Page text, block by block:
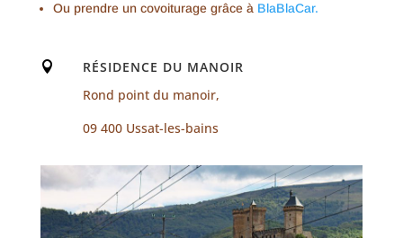
Ou prendre un covoiturage grâce à BlaBlaCar.

RÉSIDENCE DU MANOIR
Rond point du manoir,
09 400 Ussat-les-bains